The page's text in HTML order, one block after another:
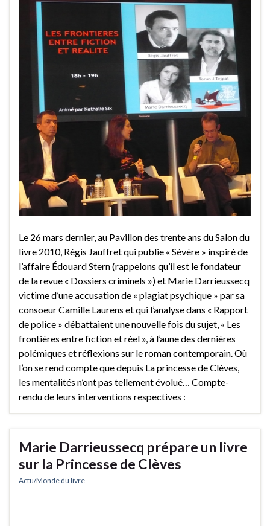
Le 26 mars dernier, au Pavillon des trente ans du Salon du
livre 2010, Régis Jauffret qui publie « Sévère » inspiré de
l’affaire Édouard Stern (rappelons qu’il est le fondateur
de la revue « Dossiers criminels ») et Marie Darrieussecq
victime d’une accusation de « plagiat psychique » par sa
consoeur Camille Laurens et qui l’analyse dans « Rapport
de police » débattaient une nouvelle fois du sujet, « Les
frontières entre fiction et réel », à l’aune des dernières
polémiques et réflexions sur le roman contemporain. Où
l’on se rend compte que depuis La princesse de Clèves,
les mentalités n’ont pas tellement évolué… Compte-
rendu de leurs interventions respectives :
Marie Darrieussecq prépare un livre
sur la Princesse de Clèves
Actu/Monde du livre